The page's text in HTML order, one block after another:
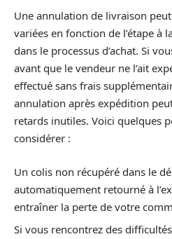
Une annulation de livraison
variées en fonction de l’étape à
dans le processus d’achat. Si
avant que le vendeur ne l’ait
effectué sans frais
annulation après expédition
retards inutiles. Voici quelques
considérer :
Un colis non récupéré dans le
automatiquement retourné à
entraîner la perte de votre
Si vous rencontrez des